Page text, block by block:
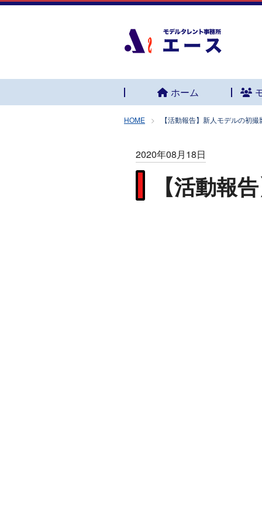
ホーム
HOME 【活動報告】新人モデルの初撮
2020年08月18日
【活動報